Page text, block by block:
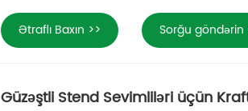
Ətraflı Baxın >> Sorğu göndərin
Güzəştli Stend Sevimliləri üçün